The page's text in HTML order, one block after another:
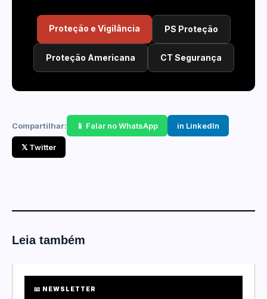
Proteção e Vigilância PS Proteção
Proteção Americana CT Segurança
Compartilhar: 📱 Falar no WhatsApp in LinkedIn
𝕏 Twitter
Leia também
📧 NEWSLETTER